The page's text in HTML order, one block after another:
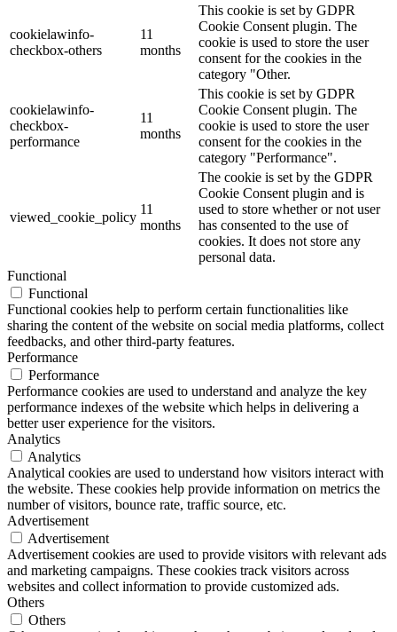
cookielawinfo-
checkbox-others
11
months
This cookie is set by GDPR
Cookie Consent plugin. The
cookie is used to store the user
consent for the cookies in the
category "Other.
cookielawinfo-
checkbox-
performance
11
months
This cookie is set by GDPR
Cookie Consent plugin. The
cookie is used to store the user
consent for the cookies in the
category "Performance".
viewed_cookie_policy
11
months
The cookie is set by the GDPR
Cookie Consent plugin and is
used to store whether or not user
has consented to the use of
cookies. It does not store any
personal data.
Functional
Functional
Functional cookies help to perform certain functionalities like
sharing the content of the website on social media platforms, collect
feedbacks, and other third-party features.
Performance
Performance
Performance cookies are used to understand and analyze the key
performance indexes of the website which helps in delivering a
better user experience for the visitors.
Analytics
Analytics
Analytical cookies are used to understand how visitors interact with
the website. These cookies help provide information on metrics the
number of visitors, bounce rate, traffic source, etc.
Advertisement
Advertisement
Advertisement cookies are used to provide visitors with relevant ads
and marketing campaigns. These cookies track visitors across
websites and collect information to provide customized ads.
Others
Others